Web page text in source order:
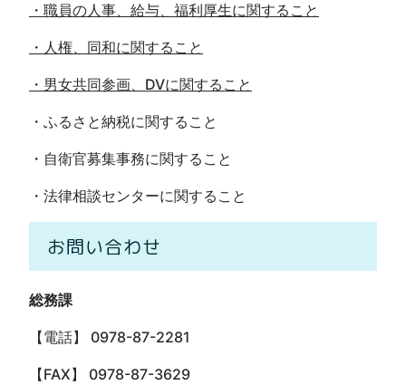
・職員の人事、給与、福利厚生に関すること
・人権、同和に関すること
・男女共同参画、DVに関すること
・ふるさと納税に関すること
・自衛官募集事務に関すること
・法律相談センターに関すること
お問い合わせ
総務課
【電話】 0978-87-2281
【FAX】 0978-87-3629